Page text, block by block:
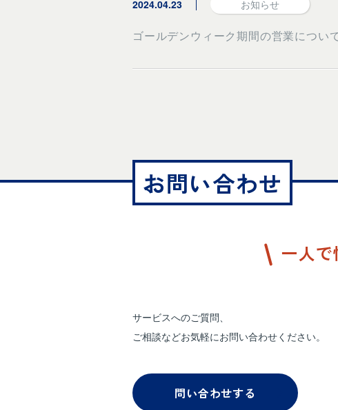
2024.04.23 お知らせ
ゴールデンウィーク期間の営業につい
お問い合わせ
一人で
サービスへのご質問、
ご相談などお気軽にお問い合わせください。
問い合わせする